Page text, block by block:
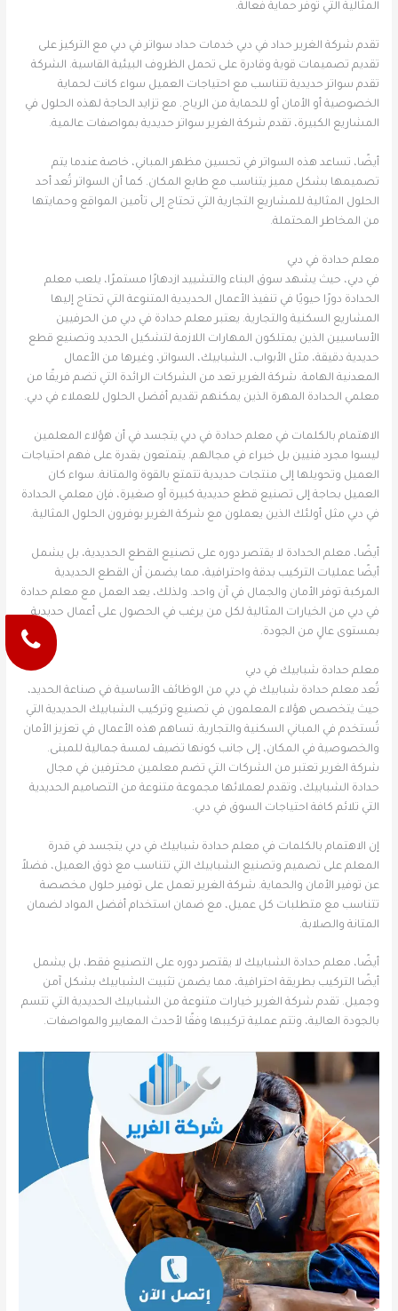
المثالية التي توفر حماية فعالة.
تقدم شركة الغرير حداد في دبي خدمات حداد سواتر في دبي مع التركيز على
تقديم تصميمات قوية وقادرة على تحمل الظروف البيئية القاسية. الشركة
تقدم سواتر حديدية تتناسب مع احتياجات العميل سواء كانت لحماية
الخصوصية أو الأمان أو للحماية من الرياح. مع تزايد الحاجة لهذه الحلول في
المشاريع الكبيرة، تقدم شركة الغرير سواتر حديدية بمواصفات عالمية.
أيضًا، تساعد هذه السواتر في تحسين مظهر المباني، خاصة عندما يتم
تصميمها بشكل مميز يتناسب مع طابع المكان. كما أن السواتر تُعد أحد
الحلول المثالية للمشاريع التجارية التي تحتاج إلى تأمين المواقع وحمايتها
من المخاطر المحتملة.
معلم حدادة في دبي
في دبي، حيث يشهد سوق البناء والتشييد ازدهارًا مستمرًا، يلعب معلم
الحدادة دورًا حيويًا في تنفيذ الأعمال الحديدية المتنوعة التي تحتاج إليها
المشاريع السكنية والتجارية. يعتبر معلم حدادة في دبي من الحرفيين
الأساسيين الذين يمتلكون المهارات اللازمة لتشكيل الحديد وتصنيع قطع
حديدية دقيقة، مثل الأبواب، الشبابيك، السواتر، وغيرها من الأعمال
المعدنية الهامة. شركة الغرير تعد من الشركات الرائدة التي تضم فريقًا من
معلمي الحدادة المهرة الذين يمكنهم تقديم أفضل الحلول للعملاء في دبي.
الاهتمام بالكلمات في معلم حدادة في دبي يتجسد في أن هؤلاء المعلمين
ليسوا مجرد فنيين بل خبراء في مجالهم. يتمتعون بقدرة على فهم احتياجات
العميل وتحويلها إلى منتجات حديدية تتمتع بالقوة والمتانة. سواء كان
العميل بحاجة إلى تصنيع قطع حديدية كبيرة أو صغيرة، فإن معلمي الحدادة
في دبي مثل أولئك الذين يعملون مع شركة الغرير يوفرون الحلول المثالية.
أيضًا، معلم الحدادة لا يقتصر دوره على تصنيع القطع الحديدية، بل يشمل
أيضًا عمليات التركيب بدقة واحترافية، مما يضمن أن القطع الحديدية
المركبة توفر الأمان والجمال في آن واحد. ولذلك، يعد العمل مع معلم حدادة
في دبي من الخيارات المثالية لكل من يرغب في الحصول على أعمال حديدية
بمستوى عالٍ من الجودة.
معلم حدادة شبابيك في دبي
تُعد معلم حدادة شبابيك في دبي من الوظائف الأساسية في صناعة الحديد،
حيث يتخصص هؤلاء المعلمون في تصنيع وتركيب الشبابيك الحديدية التي
تُستخدم في المباني السكنية والتجارية. تساهم هذه الأعمال في تعزيز الأمان
والخصوصية في المكان، إلى جانب كونها تضيف لمسة جمالية للمبنى.
شركة الغرير تعتبر من الشركات التي تضم معلمين محترفين في مجال
حدادة الشبابيك، وتقدم لعملائها مجموعة متنوعة من التصاميم الحديدية
التي تلائم كافة احتياجات السوق في دبي.
إن الاهتمام بالكلمات في معلم حدادة شبابيك في دبي يتجسد في قدرة
المعلم على تصميم وتصنيع الشبابيك التي تتناسب مع ذوق العميل، فضلاً
عن توفير الأمان والحماية. شركة الغرير تعمل على توفير حلول مخصصة
تتناسب مع متطلبات كل عميل، مع ضمان استخدام أفضل المواد لضمان
المتانة والصلابة.
أيضًا، معلم حدادة الشبابيك لا يقتصر دوره على التصنيع فقط، بل يشمل
أيضًا التركيب بطريقة احترافية، مما يضمن تثبيت الشبابيك بشكل آمن
وجميل. تقدم شركة الغرير خيارات متنوعة من الشبابيك الحديدية التي تتسم
بالجودة العالية، وتتم عملية تركيبها وفقًا لأحدث المعايير والمواصفات.